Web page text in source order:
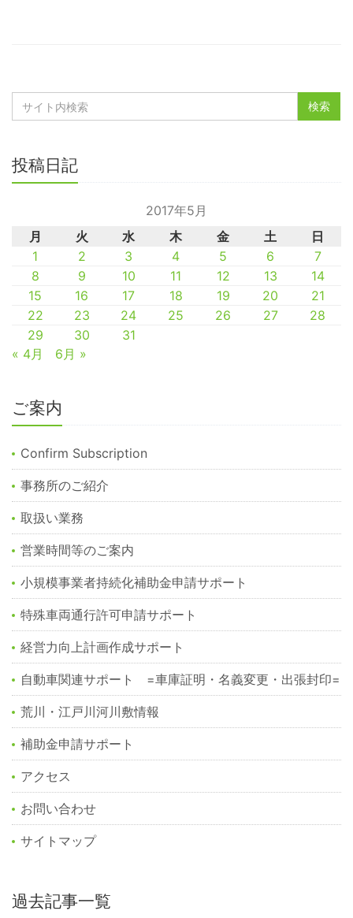
投稿日記
2017年5月
月
火 水 木 金 土
日
1
2 3 4 5 6
7
8
9 10 11 12 13
14
15
16 17 18 19 20
21
22
23 24 25 26 27
28
29
30
31
« 4月
6月 »
ご案内
Confirm Subscription
事務所のご紹介
取扱い業務
営業時間等のご案内
小規模事業者持続化補助金申請サポート
特殊車両通行許可申請サポート
経営力向上計画作成サポート
自動車関連サポート =車庫証明・名義変更・出張封印=
荒川・江戸川河川敷情報
補助金申請サポート
アクセス
お問い合わせ
サイトマップ
過去記事一覧